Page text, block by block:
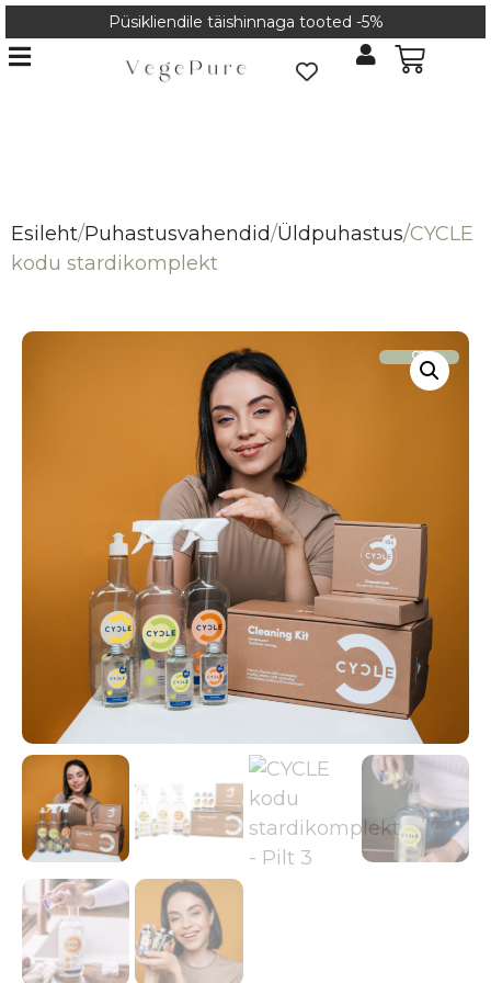
Püsikliendile täishinnaga tooted -5%
Esileht/Puhastusvahendid/Üldpuhastus/CYCLE
kodu stardikomplekt